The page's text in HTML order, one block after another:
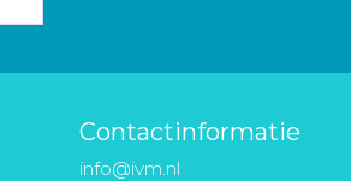
Contactinformatie
info@ivm.nl